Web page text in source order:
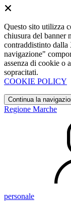
Questo sito utilizza
chiusura del banner
contraddistinto
navigazione"
assenza di cookie o
sopracitati.
COOKIE POLICY
Continua la
Regione Marche
personale